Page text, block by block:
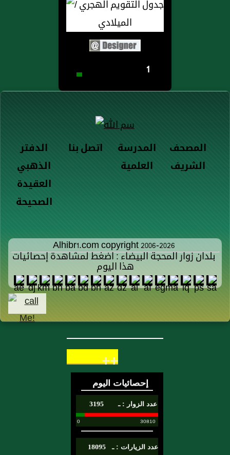
1
الدفتر
الذهبي
اتصل بنا
المدرسة
العلمية
المصحف
الشريف
العقيدة
الصحيحة
Alhibr1.com copyright 2006-2026
بلدان زوار المحجة البيضاء : اضغط لمشاهدة إحصائيات
هذا اليوم
++